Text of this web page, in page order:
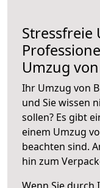
Stressfreie
Umzug
Ihr Umzug von
und Sie wissen
sollen? Es gibt
einem Umzug
beachten sind.
hin zum